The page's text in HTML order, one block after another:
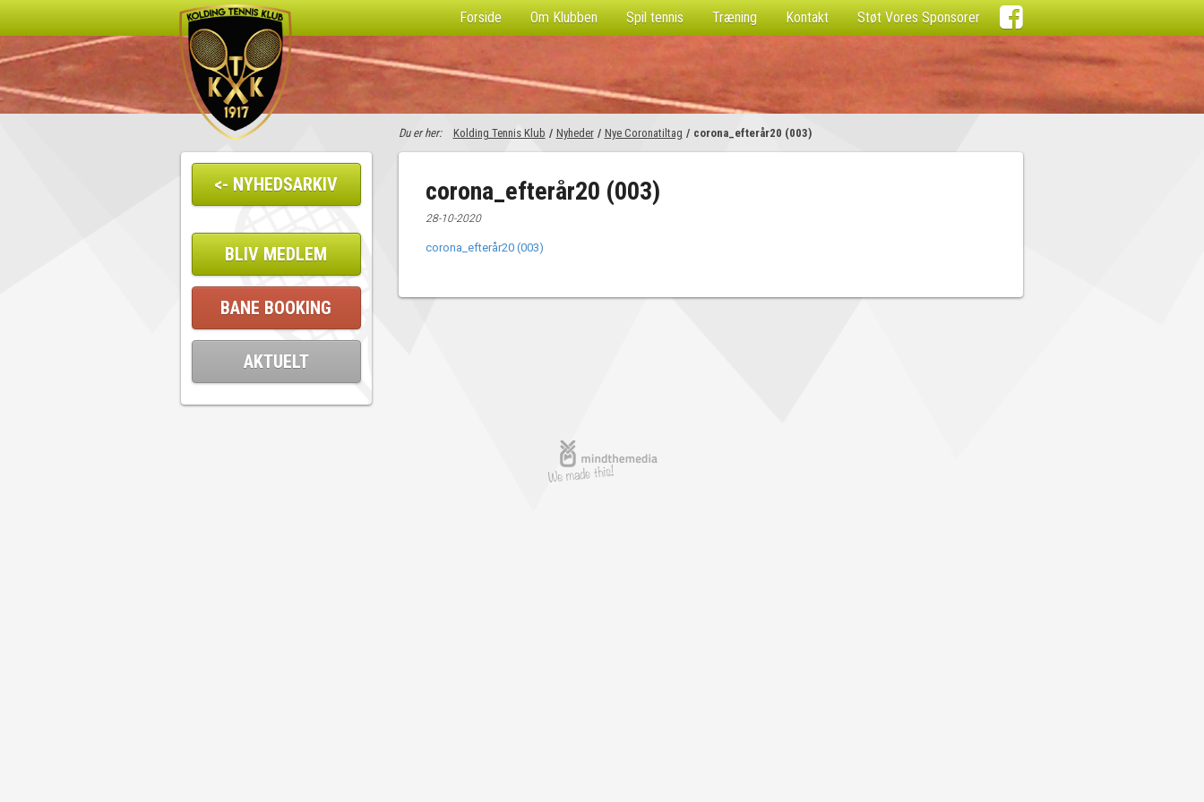

Forside Om Klubben Spil tennis Træning Kontakt Støt Vores Sponsorer
Du er her: Kolding Tennis Klub / Nyheder / Nye Coronatiltag / corona_efterår20 (003)
corona_efterår20 (003)
28-10-2020
corona_efterår20 (003)
<- NYHEDSARKIV
BLIV MEDLEM
BANE BOOKING
AKTUELT